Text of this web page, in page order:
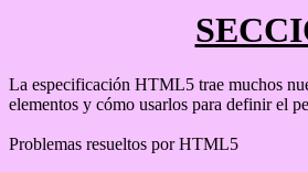
La especificación HTML5 trae muchos
elementos y cómo usarlos para definir el
Problemas resueltos por HTML5